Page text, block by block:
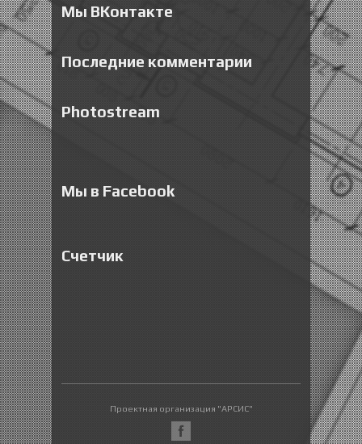
Мы ВКонтакте
Последние комментарии
Photostream
Мы в Facebook
Счетчик
Проектная организация "АРСИС"